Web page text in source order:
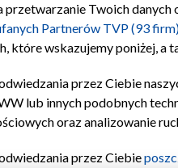
Twoich
Partnerów TVP (93
które wskazujemy poniżej,
przez Ciebie
lub innych podobnych
oraz analizowanie
przez Ciebie